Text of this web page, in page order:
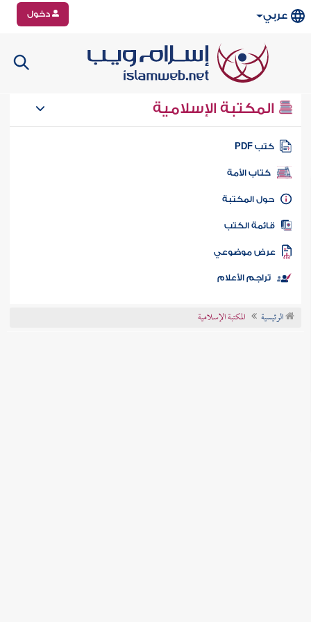
عربي دخول
المكتبة الإسلامية
كتب PDF
كتاب الأمة
المكتبة
الكتب
موضوعي
تراجم الأعلام
الرئيسية المكتبة الإسلامية